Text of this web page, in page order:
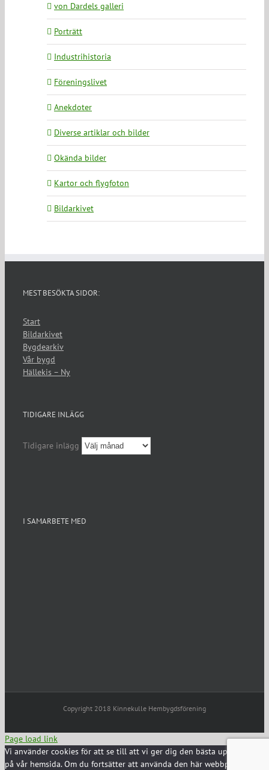
von Dardels galleri
Porträtt
Industrihistoria
Föreningslivet
Anekdoter
Diverse artiklar och bilder
Okända bilder
Kartor och flygfoton
Bildarkivet
MEST BESÖKTA SIDOR:
Start
Bildarkivet
Bygdearkiv
Vår bygd
Hällekis – Ny
TIDIGARE INLÄGG
Tidigare inlägg
I SAMARBETE MED
Copyright 2018 Kinnekulle Hembygdsförening
Page load link
Vi använder cookies för att se till att vi ger dig den bästa upplevelsen
på vår hemsida. Om du fortsätter att använda den här webbplatsen